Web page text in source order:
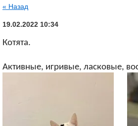
« Назад
19.02.2022 10:34
Котята.
Активные, игривые, ласковые,